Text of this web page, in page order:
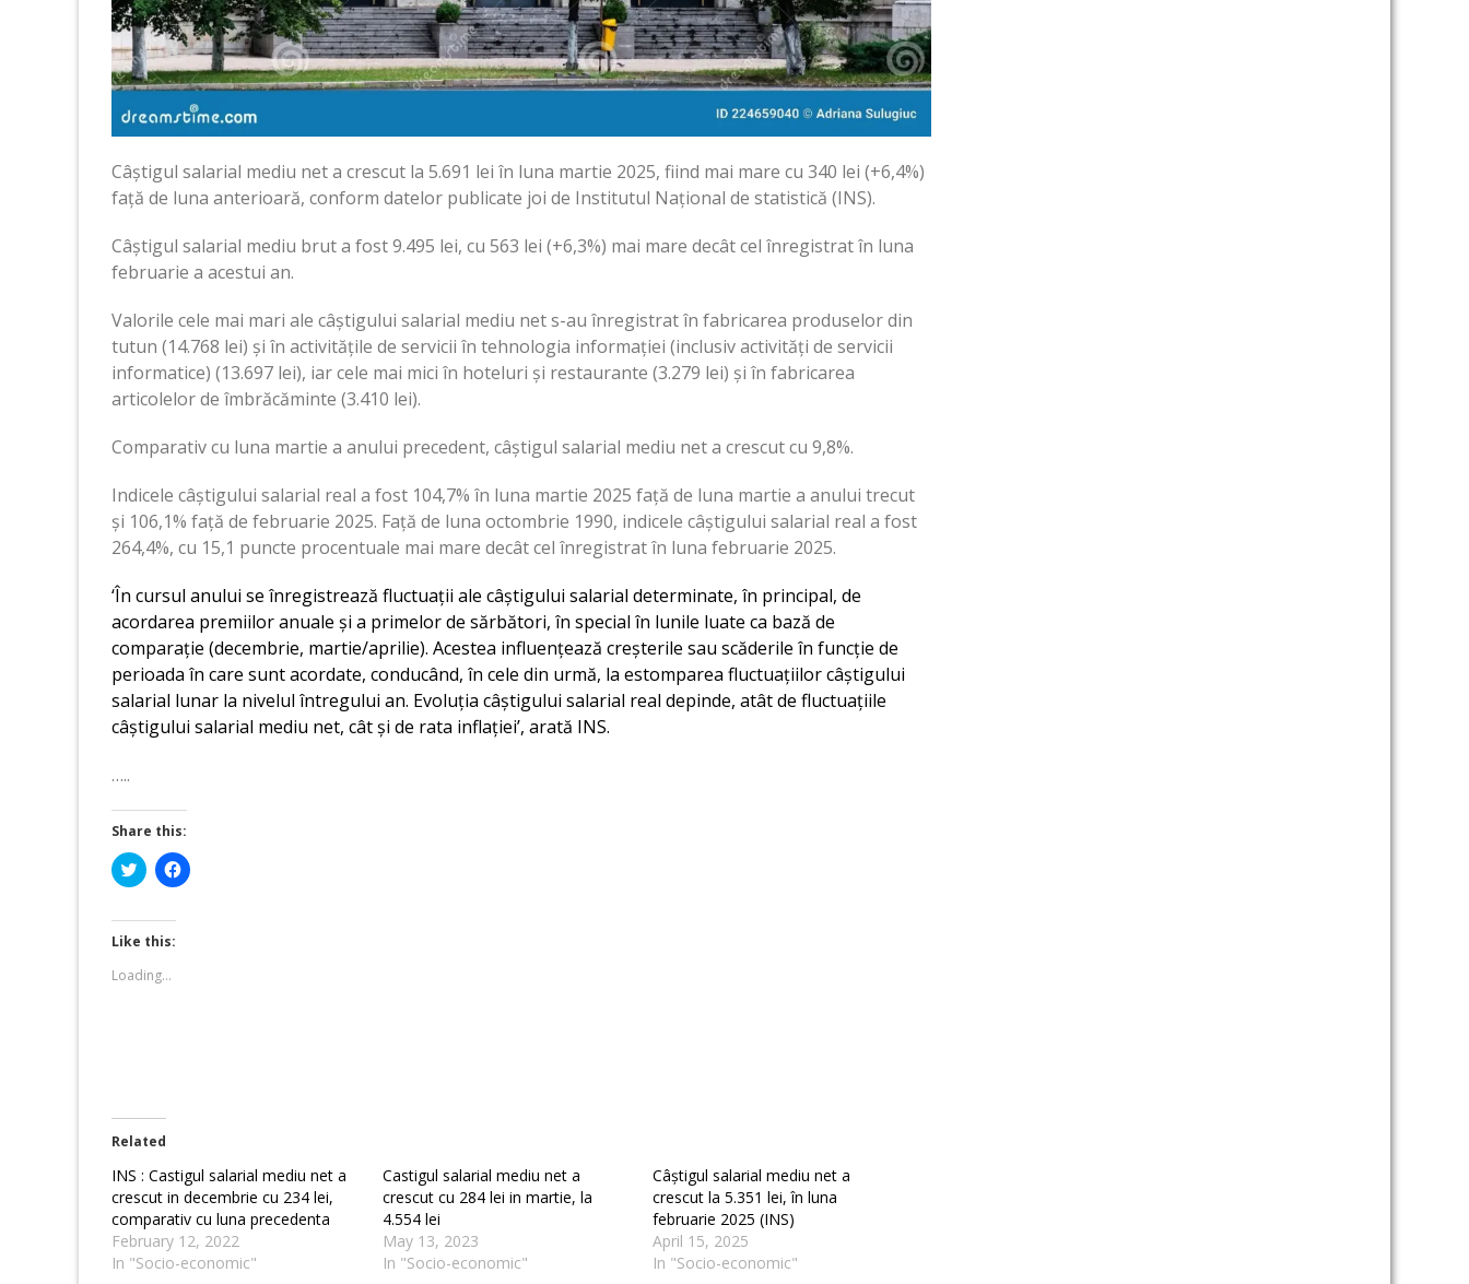
Câștigul salarial mediu net a crescut la 5.691 lei în luna martie 2025, fiind mai mare cu 340 lei (+6,4%)
față de luna anterioară, conform datelor publicate joi de Institutul Național de statistică (INS).
Câștigul salarial mediu brut a fost 9.495 lei, cu 563 lei (+6,3%) mai mare decât cel înregistrat în luna
februarie a acestui an.
Valorile cele mai mari ale câștigului salarial mediu net s-au înregistrat în fabricarea produselor din
tutun (14.768 lei) și în activitățile de servicii în tehnologia informației (inclusiv activități de servicii
informatice) (13.697 lei), iar cele mai mici în hoteluri și restaurante (3.279 lei) și în fabricarea
articolelor de îmbrăcăminte (3.410 lei).
Comparativ cu luna martie a anului precedent, câștigul salarial mediu net a crescut cu 9,8%.
Indicele câștigului salarial real a fost 104,7% în luna martie 2025 față de luna martie a anului trecut
și 106,1% față de februarie 2025. Față de luna octombrie 1990, indicele câștigului salarial real a fost
264,4%, cu 15,1 puncte procentuale mai mare decât cel înregistrat în luna februarie 2025.
‘În cursul anului se înregistrează fluctuații ale câștigului salarial determinate, în principal, de
acordarea premiilor anuale și a primelor de sărbători, în special în lunile luate ca bază de
comparație (decembrie, martie/aprilie). Acestea influențează creșterile sau scăderile în funcție de
perioada în care sunt acordate, conducând, în cele din urmă, la estomparea fluctuațiilor câștigului
salarial lunar la nivelul întregului an. Evoluția câștigului salarial real depinde, atât de fluctuațiile
câștigului salarial mediu net, cât și de rata inflației’, arată INS.
…..
Share this:
Click
to
Twitter
(Opens
in
new
window)
Click
to
Like this:
Loading...
Related
INS : Castigul salarial mediu net a
crescut in decembrie cu 234 lei,
comparativ cu luna precedenta
February 12, 2022
In "Socio-economic"
Castigul salarial mediu net a
crescut cu 284 lei in martie, la
4.554 lei
May 13, 2023
In "Socio-economic"
Câștigul salarial mediu net a
crescut la 5.351 lei, în luna
februarie 2025 (INS)
April 15, 2025
In "Socio-economic"